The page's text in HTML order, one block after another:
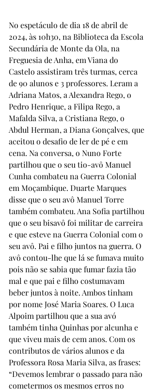
No espetáculo de dia 18 de abril de
2024, às 10h30, na Biblioteca da Escola
Secundária de Monte da Ola, na
Freguesia de Anha, em Viana do
Castelo assistiram três turmas, cerca
de 90 alunos e 3 professores. Leram a
Adriana Matos, a Alexandra Rego, o
Pedro Henrique, a Filipa Rego, a
Mafalda Silva, a Cristiana Rego, o
Abdul Herman, a Diana Gonçalves, que
aceitou o desafio de ler de pé e em
cena. Na conversa, o Nuno Forte
partilhou que o seu tio-avô Manuel
Cunha combateu na Guerra Colonial
em Moçambique. Duarte Marques
disse que o seu avô Manuel Torre
também combateu. Ana Sofia partilhou
que o seu bisavô foi militar de carreira
e que esteve na Guerra Colonial com o
seu avô. Pai e filho juntos na guerra. O
avô contou-lhe que lá se fumava muito
pois não se sabia que fumar fazia tão
mal e que pai e filho costumavam
beber juntos à noite. Ambos tinham
por nome José Maria Soares. O Luca
Alpoim partilhou que a sua avó
também tinha Quinhas por alcunha e
que viveu mais de cem anos. Com os
contributos de vários alunos e da
Professora Rosa Maria Silva, as frases:
“Devemos lembrar o passado para não
cometermos os mesmos erros no